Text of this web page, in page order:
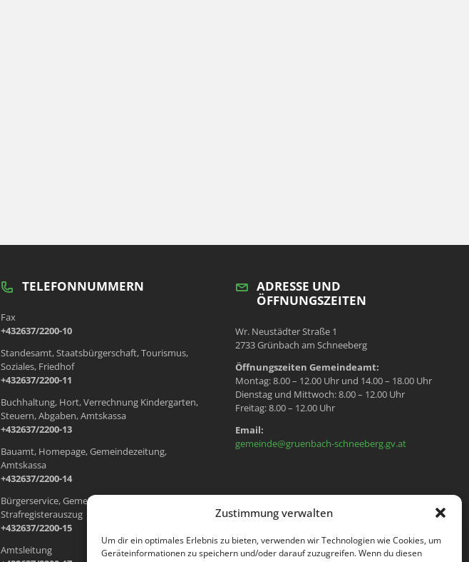
Zustimmung verwalten
Um dir ein optimales Erlebnis zu bieten, verwenden wir Technologien wie Cookies, um
Geräteinformationen zu speichern und/oder darauf zuzugreifen. Wenn du diesen
TELEFONNUMMERN
Fax
+432637/2200-10
Standesamt, Staatsbürgerschaft, Tourismus,
Soziales, Friedhof
+432637/2200-11
Buchhaltung, Hort, Verrechnung Kindergarten,
Steuern, Abgaben, Amtskassa
+432637/2200-13
Bauamt, Homepage, Gemeindezeitung,
Amtskassa
+432637/2200-14
Bürgerservice, Gemeindewohnungen, Meldeamt,
Strafregisterauszug
+432637/2200-15
Amtsleitung
ADRESSE UND
ÖFFNUNGSZEITEN
Wr. Neustädter Straße 1
2733 Grünbach am Schneeberg
Öffnungszeiten Gemeindeamt:
Montag: 8.00 – 12.00 Uhr und 14.00 – 18.00 Uhr
Dienstag und Mittwoch: 8.00 – 12.00 Uhr
Freitag: 8.00 – 12.00 Uhr
Email:
gemeinde@gruenbach-schneeberg.gv.at